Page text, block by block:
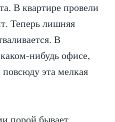
В квартире провели
Теперь лишняя
В
нибудь офисе,
эта мелкая